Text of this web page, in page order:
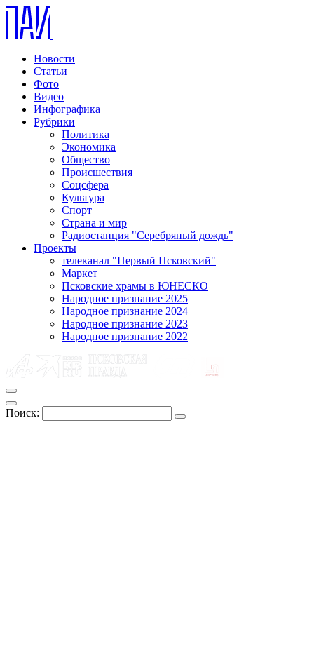
Новости
Статьи
Фото
Видео
Инфографика
Рубрики
Политика
Экономика
Общество
Происшествия
Соцсфера
Культура
Спорт
Страна и мир
Радиостанция "Серебряный дождь"
Проекты
телеканал "Первый Псковский"
Маркет
Псковские храмы в ЮНЕСКО
Народное признание 2025
Народное признание 2024
Народное признание 2023
Народное признание 2022
Поиск: